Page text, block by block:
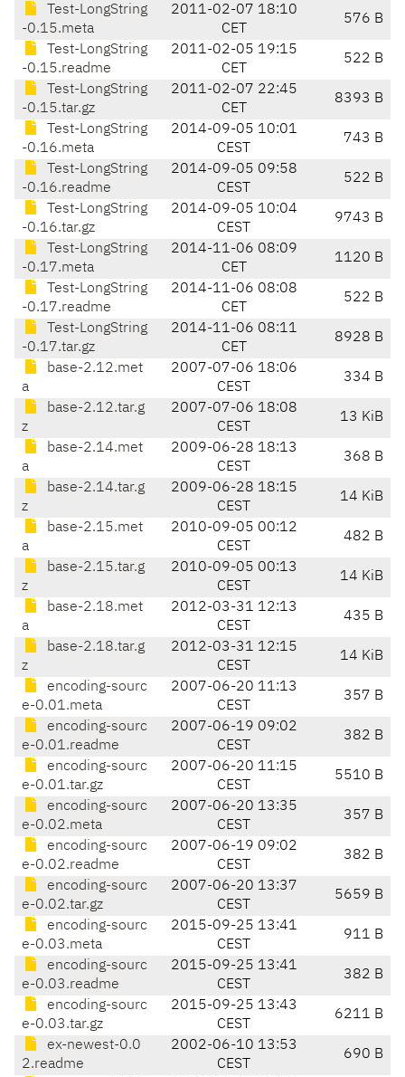
Test-LongString
-0.15.meta
2011-02-07 18:10
CET
576 B
Test-LongString
-0.15.readme
2011-02-05 19:15
CET
522 B
Test-LongString
-0.15.tar.gz
2011-02-07 22:45
CET
8393 B
Test-LongString
-0.16.meta
2014-09-05 10:01
CEST
743 B
Test-LongString
-0.16.readme
2014-09-05 09:58
CEST
522 B
Test-LongString
-0.16.tar.gz
2014-09-05 10:04
CEST
9743 B
Test-LongString
-0.17.meta
2014-11-06 08:09
CET
1120 B
Test-LongString
-0.17.readme
2014-11-06 08:08
CET
522 B
Test-LongString
-0.17.tar.gz
2014-11-06 08:11
CET
8928 B
base-2.12.met
a
2007-07-06 18:06
CEST
334 B
base-2.12.tar.g
z
2007-07-06 18:08
CEST
13 KiB
base-2.14.met
a
2009-06-28 18:13
CEST
368 B
base-2.14.tar.g
z
2009-06-28 18:15
CEST
14 KiB
base-2.15.met
a
2010-09-05 00:12
CEST
482 B
base-2.15.tar.g
z
2010-09-05 00:13
CEST
14 KiB
base-2.18.met
a
2012-03-31 12:13
CEST
435 B
base-2.18.tar.g
z
2012-03-31 12:15
CEST
14 KiB
encoding-sourc
e-0.01.meta
2007-06-20 11:13
CEST
357 B
encoding-sourc
e-0.01.readme
2007-06-19 09:02
CEST
382 B
encoding-sourc
e-0.01.tar.gz
2007-06-20 11:15
CEST
5510 B
encoding-sourc
e-0.02.meta
2007-06-20 13:35
CEST
357 B
encoding-sourc
e-0.02.readme
2007-06-19 09:02
CEST
382 B
encoding-sourc
e-0.02.tar.gz
2007-06-20 13:37
CEST
5659 B
encoding-sourc
e-0.03.meta
2015-09-25 13:41
CEST
911 B
encoding-sourc
e-0.03.readme
2015-09-25 13:41
CEST
382 B
encoding-sourc
e-0.03.tar.gz
2015-09-25 13:43
CEST
6211 B
ex-newest-0.0
2.readme
2002-06-10 13:53
CEST
690 B